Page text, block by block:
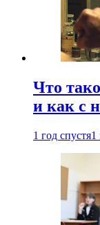
Что
и как с
1 год спустя1